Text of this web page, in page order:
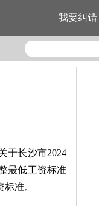
我要纠错
于长沙市2024
最低工资标准
准。